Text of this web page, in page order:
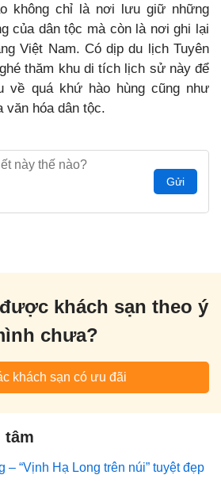
không chỉ là nơi lưu giữ những
của dân tộc mà còn là nơi ghi lại
Việt Nam. Có dịp du lịch Tuyên
thăm khu di tích lịch sử này để
về quá khứ hào hùng cũng như
văn hóa dân tộc.
Gửi
khách sạn theo ý
chưa?
khách sạn có ưu đãi
tâm
– “Vịnh Hạ Long trên núi” tuyệt đẹp